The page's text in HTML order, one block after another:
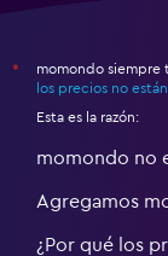
*
momondo siempre
los precios no
Esta es la razón:
momondo no
Agregamos
¿Por qué los